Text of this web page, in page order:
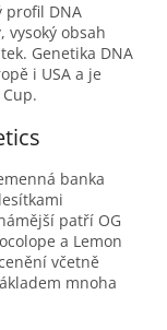
profil DNA
vysoký obsah
Genetika DNA
i USA a je
banka
patří OG
a Lemon
včetně
mnoha